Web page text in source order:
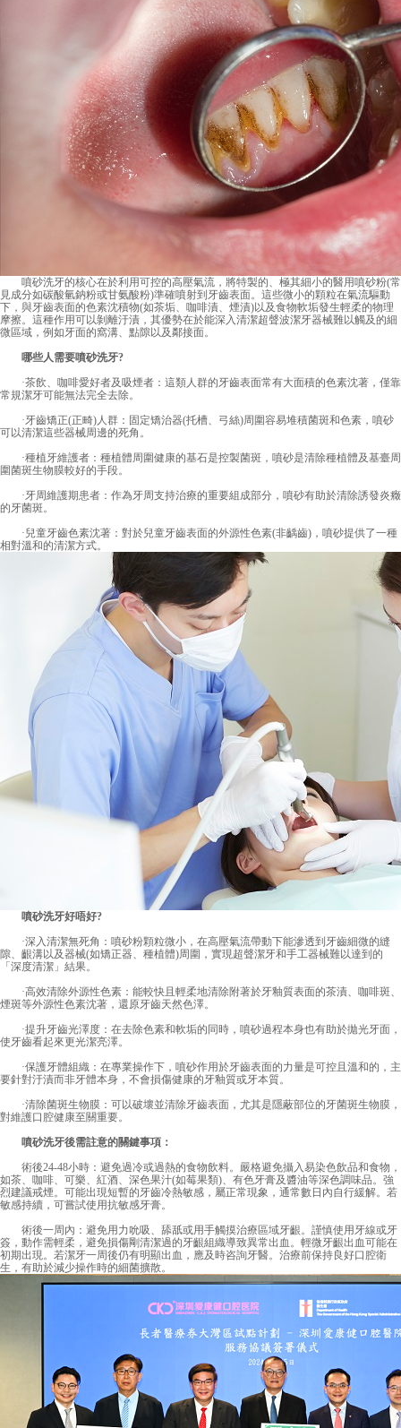
噴砂洗牙的核心在於利用可控的高壓氣流，將特製的、極其細小的醫用噴砂粉(常
見成分如碳酸氫鈉粉或甘氨酸粉)準確噴射到牙齒表面。這些微小的顆粒在氣流驅動
下，與牙齒表面的色素沈積物(如茶垢、咖啡漬、煙漬)以及食物軟垢發生輕柔的物理
摩擦。這種作用可以剝離汙漬，其優勢在於能深入清潔超聲波潔牙器械難以觸及的細
微區域，例如牙面的窩溝、點隙以及鄰接面。
哪些人需要噴砂洗牙?
·茶飲、咖啡愛好者及吸煙者：這類人群的牙齒表面常有大面積的色素沈著，僅靠
常規潔牙可能無法完全去除。
·牙齒矯正(正畸)人群：固定矯治器(托槽、弓絲)周圍容易堆積菌斑和色素，噴砂
可以清潔這些器械周邊的死角。
·種植牙維護者：種植體周圍健康的基石是控製菌斑，噴砂是清除種植體及基臺周
圍菌斑生物膜較好的手段。
·牙周維護期患者：作為牙周支持治療的重要組成部分，噴砂有助於清除誘發炎癥
的牙菌斑。
·兒童牙齒色素沈著：對於兒童牙齒表面的外源性色素(非齲齒)，噴砂提供了一種
相對溫和的清潔方式。
噴砂洗牙好唔好?
·深入清潔無死角：噴砂粉顆粒微小，在高壓氣流帶動下能滲透到牙齒細微的縫
隙、齦溝以及器械(如矯正器、種植體)周圍，實現超聲潔牙和手工器械難以達到的
「深度清潔」結果。
·高效清除外源性色素：能較快且輕柔地清除附著於牙釉質表面的茶漬、咖啡斑、
煙斑等外源性色素沈著，還原牙齒天然色澤。
·提升牙齒光澤度：在去除色素和軟垢的同時，噴砂過程本身也有助於拋光牙面，
使牙齒看起來更光潔亮澤。
·保護牙體組織：在專業操作下，噴砂作用於牙齒表面的力量是可控且溫和的，主
要針對汙漬而非牙體本身，不會損傷健康的牙釉質或牙本質。
·清除菌斑生物膜：可以破壞並清除牙齒表面，尤其是隱蔽部位的牙菌斑生物膜，
對維護口腔健康至關重要。
噴砂洗牙後需註意的關鍵事項：
術後24-48小時：避免過冷或過熱的食物飲料。嚴格避免攝入易染色飲品和食物，
如茶、咖啡、可樂、紅酒、深色果汁(如莓果類)、有色牙膏及醬油等深色調味品。強
烈建議戒煙。可能出現短暫的牙齒冷熱敏感，屬正常現象，通常數日內自行緩解。若
敏感持續，可嘗試使用抗敏感牙膏。
術後一周內：避免用力吮吸、舔舐或用手觸摸治療區域牙齦。謹慎使用牙線或牙
簽，動作需輕柔，避免損傷剛清潔過的牙齦組織導致異常出血。輕微牙齦出血可能在
初期出現。若潔牙一周後仍有明顯出血，應及時咨詢牙醫。治療前保持良好口腔衛
生，有助於減少操作時的細菌擴散。